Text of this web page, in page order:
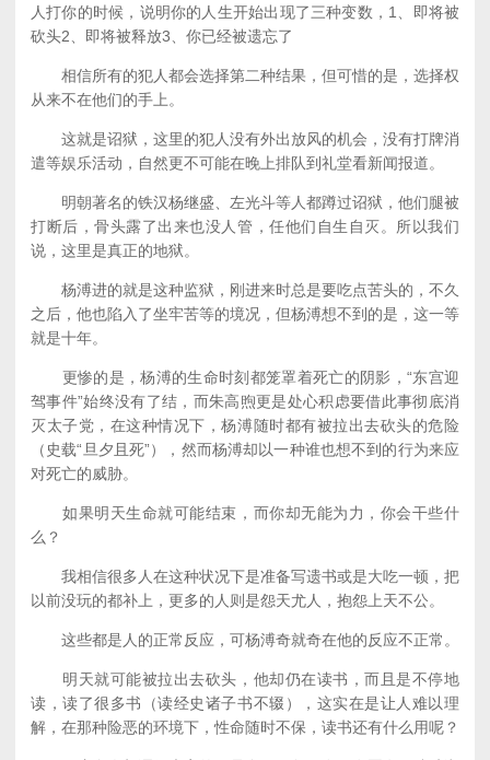
人打你的时候，说明你的人生开始出现了三种变数，1、即将被
砍头2、即将被释放3、你已经被遗忘了
相信所有的犯人都会选择第二种结果，但可惜的是，选择权
从来不在他们的手上。
这就是诏狱，这里的犯人没有外出放风的机会，没有打牌消
遣等娱乐活动，自然更不可能在晚上排队到礼堂看新闻报道。
明朝著名的铁汉杨继盛、左光斗等人都蹲过诏狱，他们腿被
打断后，骨头露了出来也没人管，任他们自生自灭。所以我们
说，这里是真正的地狱。
杨溥进的就是这种监狱，刚进来时总是要吃点苦头的，不久
之后，他也陷入了坐牢苦等的境况，但杨溥想不到的是，这一等
就是十年。
更惨的是，杨溥的生命时刻都笼罩着死亡的阴影，“东宫迎
驾事件”始终没有了结，而朱高煦更是处心积虑要借此事彻底消
灭太子党，在这种情况下，杨溥随时都有被拉出去砍头的危险
（史载“旦夕且死”），然而杨溥却以一种谁也想不到的行为来应
对死亡的威胁。
如果明天生命就可能结束，而你却无能为力，你会干些什
么？
我相信很多人在这种状况下是准备写遗书或是大吃一顿，把
以前没玩的都补上，更多的人则是怨天尤人，抱怨上天不公。
这些都是人的正常反应，可杨溥奇就奇在他的反应不正常。
明天就可能被拉出去砍头，他却仍在读书，而且是不停地
读，读了很多书（读经史诸子书不辍），这实在是让人难以理
解，在那种险恶的环境下，性命随时不保，读书还有什么用呢？